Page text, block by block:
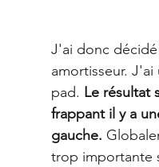
J'ai donc
amortisseur.
pad. Le résultat
frappant il y a
gauche.
trop importante